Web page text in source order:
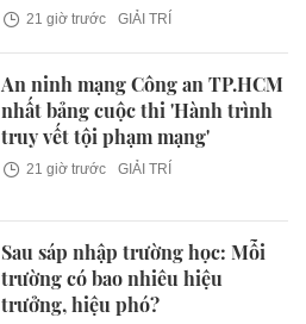
21 giờ trước GIẢI TRÍ
An ninh mạng Công an TP.HCM
nhất bảng cuộc thi 'Hành trình
truy vết tội phạm mạng'
21 giờ trước GIẢI TRÍ
Sau sáp nhập trường học: Mỗi
trường có bao nhiêu hiệu
trưởng, hiệu phó?